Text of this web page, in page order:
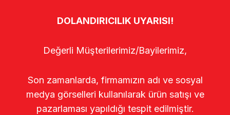
DOLANDIRICILIK UYARISI!
Değerli Müşterilerimiz/Bayilerimiz,
Son zamanlarda, firmamızın adı ve sosyal
medya görselleri kullanılarak ürün satışı ve
pazarlaması yapıldığı tespit edilmiştir.